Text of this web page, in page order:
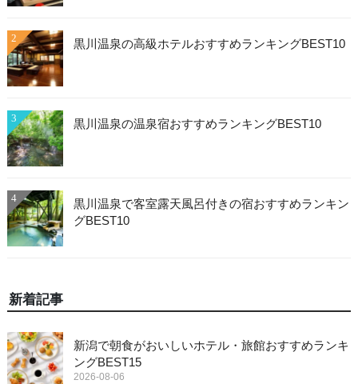
2 黒川温泉の高級ホテルおすすめランキングBEST10
3 黒川温泉の温泉宿おすすめランキングBEST10
4
黒川温泉で客室露天風呂付きの宿おすすめランキン
グBEST10
新着記事
新潟で朝食がおいしいホテル・旅館おすすめランキ
ングBEST15
2026-08-06